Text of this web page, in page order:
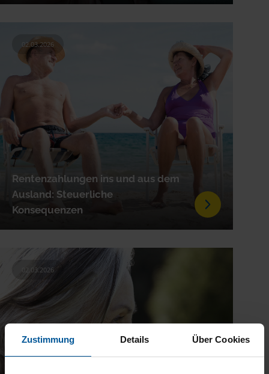
Zustimmung Details Über Cookies
Rentenzahlungen ins und aus dem
Ausland: Steuerliche
Konsequenzen
02.03.2026
02.03.2026